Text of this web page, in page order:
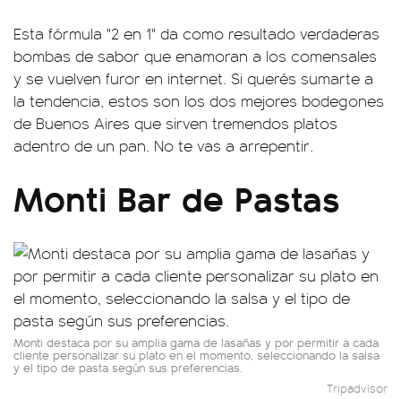
Esta fórmula "2 en 1" da como resultado verdaderas
bombas de sabor que enamoran a los comensales
y se vuelven furor en internet. Si querés sumarte a
la tendencia, estos son los dos mejores bodegones
de Buenos Aires que sirven tremendos platos
adentro de un pan. No te vas a arrepentir.
Monti Bar de Pastas
Monti destaca por su amplia gama de lasañas y por permitir a cada
cliente personalizar su plato en el momento, seleccionando la salsa
y el tipo de pasta según sus preferencias.
Tripadvisor